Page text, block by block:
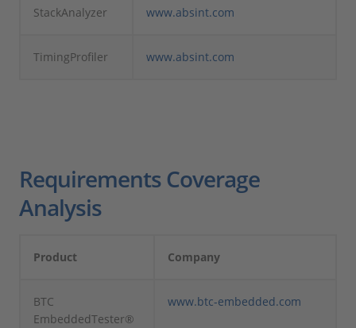
StackAnalyzer www.absint.com
TimingProfiler www.absint.com
Requirements Coverage
Analysis
Product Company
BTC
EmbeddedTester®
www.btc-embedded.com